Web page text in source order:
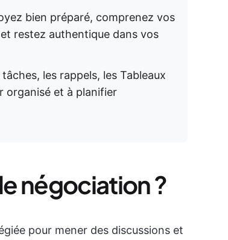
bien préparé, comprenez vos
restez authentique dans vos
les rappels, les Tableaux
organisé et à planifier
négociation ?
pour mener des discussions et